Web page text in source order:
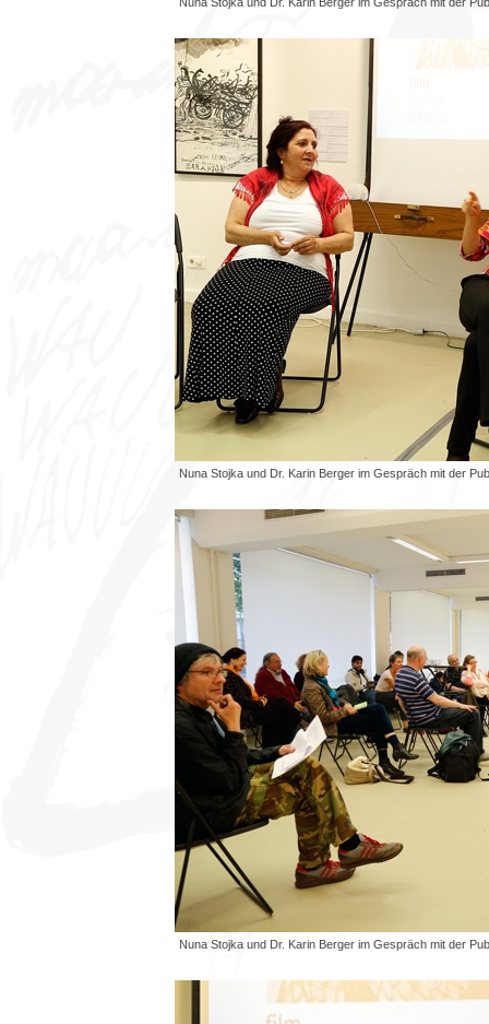
Nuna Stojka und Dr. Karin Berger im Gespräch mit der
Nuna Stojka und Dr. Karin Berger im Gespräch mit der